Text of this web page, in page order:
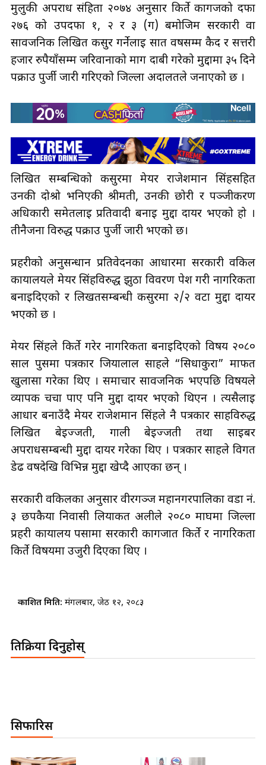
मुलुकी अपराध संहिता २०७४ अनुसार किर्ते कागजको दफा
२७६ को उपदफा १, २ र ३ (ग) बमोजिम सरकारी वा
सार्वजनिक लिखित कसुर गर्नेलाई सात वर्षसम्म कैद र सत्तरी
हजार रुपैयाँसम्म जरिवानाको माग दाबी गरेको मुद्दामा ३५ दिने
पक्राउ पुर्जी जारी गरिएको जिल्ला अदालतले जनाएको छ ।
लिखित सम्बन्धिको कसुरमा मेयर राजेशमान सिंहसहित
उनकी दोश्रो भनिएकी श्रीमती, उनकी छोरी र पञ्जीकरण
अधिकारी समेतलाई प्रतिवादी बनाई मुद्दा दायर भएको हो ।
तीनैजना विरुद्ध पक्राउ पुर्जी जारी भएको छ।
प्रहरीको अनुसन्धान प्रतिवेदनका आधारमा सरकारी वकिल
कार्यालयले मेयर सिंहविरुद्ध झुठा विवरण पेश गरी नागरिकता
बनाइदिएकाे र लिखतसम्बन्धी कसुरमा २/२ वटा मुद्दा दायर
भएकाे छ ।
मेयर सिंहले किर्ते गरेर नागरिकता बनाइदिएको विषय २०८०
साल पुसमा पत्रकार जियालाल साहले “सिधाकुरा” मार्फत
खुलासा गरेका थिए । समाचार सार्वजनिक भएपछि विषयले
व्यापक चर्चा पाए पनि मुद्दा दायर भएको थिएन । त्यसैलाई
आधार बनाउँदै मेयर राजेशमान सिंहले नै पत्रकार साहविरुद्ध
लिखित बेइज्जती, गाली बेइज्जती तथा साइबर
अपराधसम्बन्धी मुद्दा दायर गरेका थिए । पत्रकार साहले विगत
डेढ वर्षदेखि विभिन्न मुद्दा खेप्दै आएका छन् ।
सरकारी वकिलका अनुसार वीरगञ्ज महानगरपालिका वडा नं.
३ छपकैया निवासी लियाकत अलीले २०८० माघमा जिल्ला
प्रहरी कार्यालय पर्सामा सरकारी कागजात किर्ते र नागरिकता
किर्ते विषयमा उजुरी दिएका थिए ।
प्रकाशित मिति: मंगलबार, जेठ १२, २०८३
प्रतिक्रिया दिनुहोस्
सिफारिस